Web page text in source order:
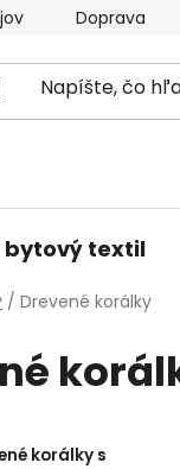
Doprava a
bytový textil
/ Drevené korálky
korálky s